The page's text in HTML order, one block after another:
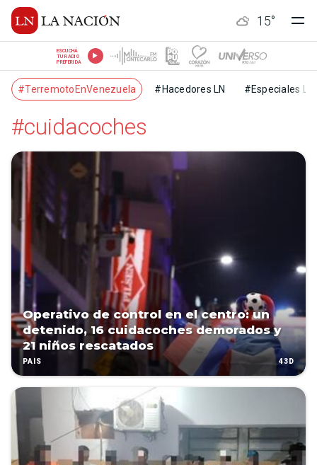
15°
ESCUCHÁ
TU RADIO
PREFERIDA
#TerremotoEnVenezuela #Hacedores LN #Especiales LN
#cuidacoches
Operativo de control en el centro: un
detenido, 16 cuidacoches demorados y
21 niños rescatados
PAÍS 43D